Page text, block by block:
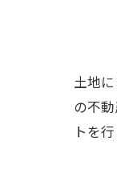
土地
の不
トを行